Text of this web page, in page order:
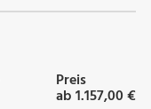
Preis
ab 1.157,00 €